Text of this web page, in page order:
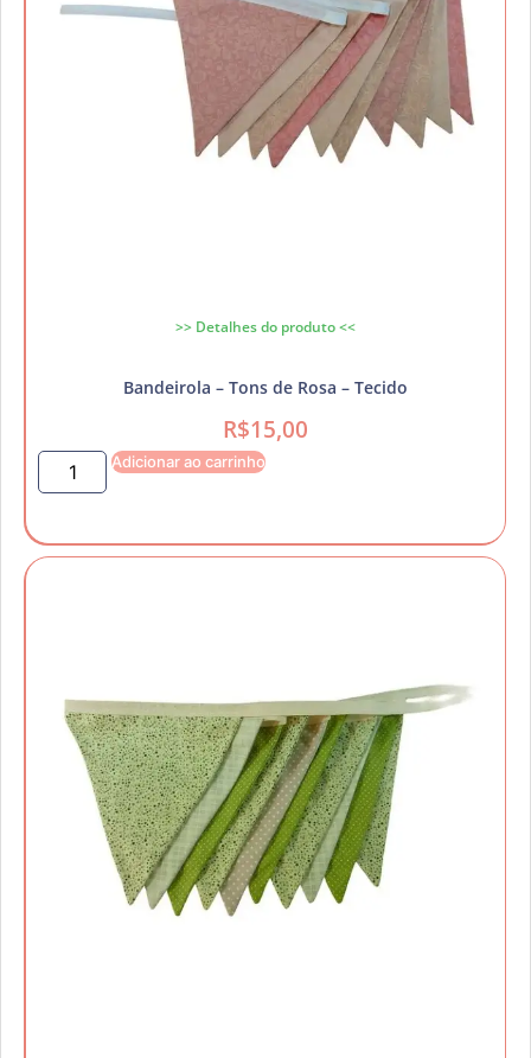
>> Detalhes do produto <<
Bandeirola – Tons de Rosa – Tecido
R$15,00
Adicionar ao carrinho